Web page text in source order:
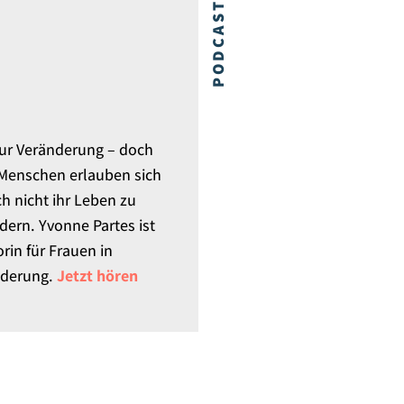
Veränderung – doch
erlauben sich
nicht ihr Leben zu
Yvonne Partes ist
für Frauen in
Jetzt hören
PODCAST